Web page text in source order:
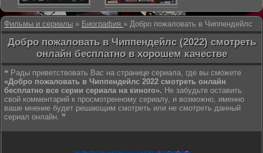
Фильмы и сериалы » Биография » Добро пожаловать в Чиппендейлс
Добро пожаловать в Чиппендейлс (2022) смотреть
онлайн бесплатно в хорошем качестве
❝ Рады приветствовать Вас на странице сериала, где вы сможете
«Добро пожаловать в Чиппендейлс 2022 смотреть онлайн
бесплатно все серии сериала на киного». Не забудьте оставить
свой комментарий к просмотренному сериалу, и возможно, именно
ваше мнение будет решающим смотреть или не смотреть данный
сериал онлайн. ❞